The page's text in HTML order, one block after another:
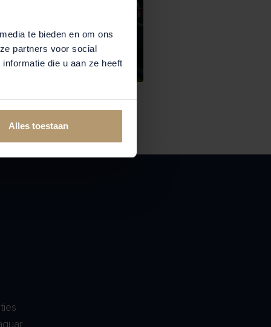
te bieden en om ons
partners voor social
die u aan ze heeft
Alles toestaan